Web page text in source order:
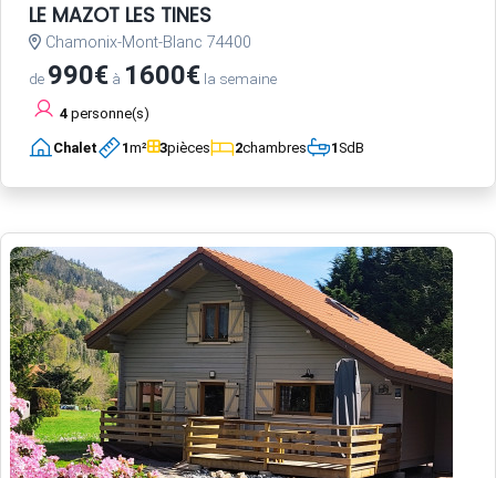
LE MAZOT LES TINES
Chamonix-Mont-Blanc 74400
de 990€ à 1600€ la semaine
4 personne(s)
Chalet 1m² 3pièces 2chambres 1SdB